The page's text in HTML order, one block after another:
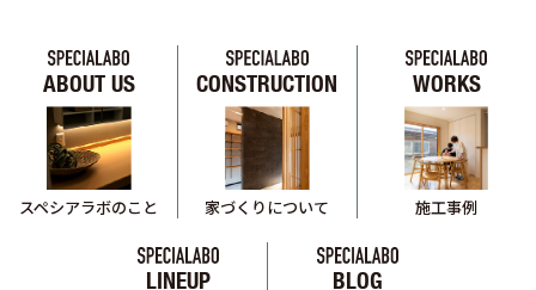
ABOUT US
スペシアラボのこと
CONSTRUCTION
家づくりについて
WORKS
施工事例
LINEUP BLOG